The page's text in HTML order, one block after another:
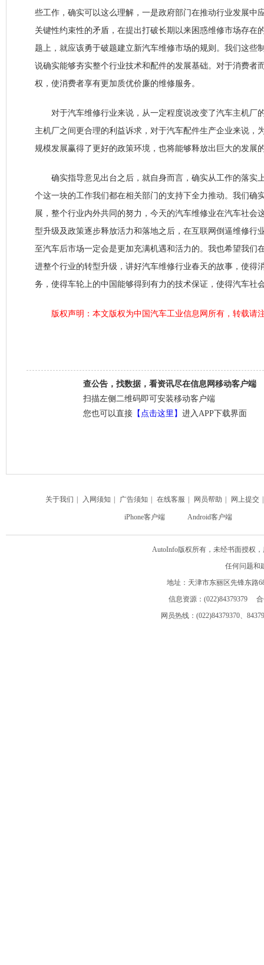
些工作，确实可以这么理解，一是政府部门在推动行业发展中
关键性约束性的矛盾，在提出打破长期以来困惑维修市场存在
题上，就应该勇于破题建立新汽车维修市场的规则。我们这些
说确实能够夯实整个行业技术和配件的发展基础。对于消费者
权，使消费者享有更加质优价廉的维修服务。
对于汽车维修行业来说，从一定程度说改变了汽车主机厂
主机厂之间更合理的利益诉求，对于汽车配件生产企业来说，
规模发展赢得了更好的政策环境，也将能够释放出巨大的发展
确实指导意见出台之后，就自身而言，确实从工作的落实
个这一块的工作我们都在相关部门的支持下全力推动。我们确
展，整个行业内外共同的努力，今天的汽车维修业在汽车社会
型升级及政策逐步释放活力和落地之后，在互联网倒逼维修行
至汽车后市场一定会是更加充满机遇和活力的。我也希望我们
进整个行业的转型升级，讲好汽车维修行业春天的故事，使得
务，使得车轮上的中国能够得到有力的技术保证，使得汽车社
版权声明：本文版权为中国汽车工业信息网所有，转载请
查公告，找数据，看资讯尽在信息网移动客户端
扫描左侧二维码即可安装移动客户端
您也可以直接【点击这里】 进入APP下载界面
关于我们 入网须知 广告须知 在线客服 网员帮助 网上提交
iPhone客户端 Android客户端
AutoInfo版权所有，未经书面授权
任何问题和
地址：天津市东丽区先锋东
信息资源：(022)84379379
网员热线：(022)84379370、